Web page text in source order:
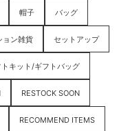
帽子 バッグ
ョン雑貨 セットアップ
トキット/ギフトバッグ
RESTOCK SOON
RECOMMEND ITEMS